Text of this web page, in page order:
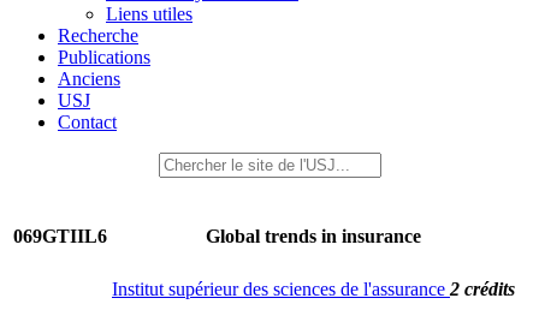
Liens utiles
Recherche
Publications
Anciens
USJ
Contact
069GTIIL6 Global trends in insurance
Institut supérieur des sciences de l'assurance 2 crédits